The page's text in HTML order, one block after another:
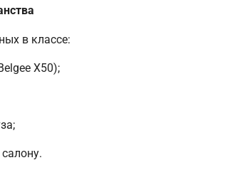
в классе:
X50);